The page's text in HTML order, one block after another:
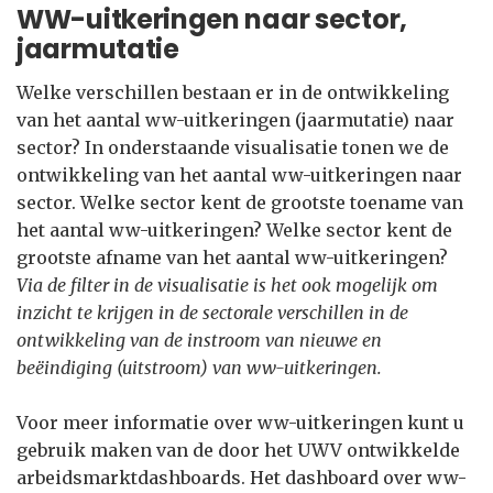
WW-uitkeringen naar sector,
jaarmutatie
Welke verschillen bestaan er in de ontwikkeling
van het aantal ww-uitkeringen (jaarmutatie) naar
sector? In onderstaande visualisatie tonen we de
ontwikkeling van het aantal ww-uitkeringen naar
sector. Welke sector kent de grootste toename van
het aantal ww-uitkeringen? Welke sector kent de
grootste afname van het aantal ww-uitkeringen?
Via de filter in de visualisatie is het ook mogelijk om
inzicht te krijgen in de sectorale verschillen in de
ontwikkeling van de instroom van nieuwe en
beëindiging (uitstroom) van ww-uitkeringen.
Voor meer informatie over ww-uitkeringen kunt u
gebruik maken van de door het UWV ontwikkelde
arbeidsmarktdashboards. Het dashboard over ww-